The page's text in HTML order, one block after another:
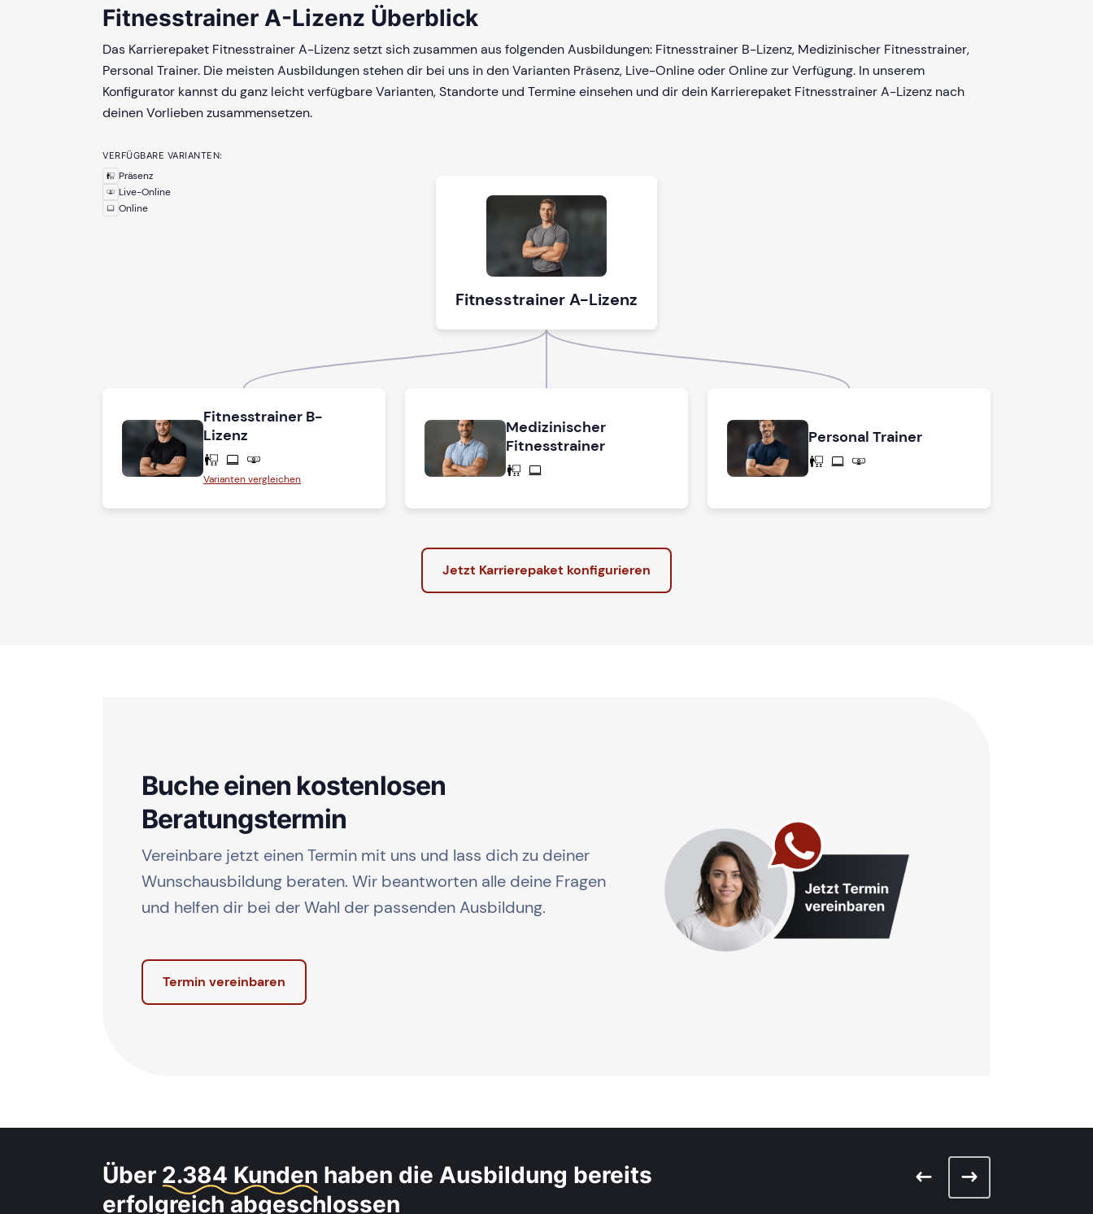
Fitnesstrainer A-Lizenz Überblick
Das Karrierepaket Fitnesstrainer A-Lizenz setzt sich zusammen aus folgenden Ausbildungen: Fitnesstrainer B-Lizenz, Medizinischer Fitnesstrainer,
Personal Trainer. Die meisten Ausbildungen stehen dir bei uns in den Varianten Präsenz, Live-Online oder Online zur Verfügung. In unserem
Konfigurator kannst du ganz leicht verfügbare Varianten, Standorte und Termine einsehen und dir dein Karrierepaket Fitnesstrainer A-Lizenz nach
deinen Vorlieben zusammensetzen.
VERFÜGBARE VARIANTEN:
Präsenz
Live-Online
Online
Fitnesstrainer A-Lizenz
Fitnesstrainer B-
Lizenz
Varianten vergleichen
Medizinischer
Fitnesstrainer
Personal Trainer
Jetzt Karrierepaket konfigurieren
Buche einen kostenlosen
Beratungstermin
Vereinbare jetzt einen Termin mit uns und lass dich zu deiner
Wunschausbildung beraten. Wir beantworten alle deine Fragen
und helfen dir bei der Wahl der passenden Ausbildung.
Termin vereinbaren
Über 2.384 Kunden haben die Ausbildung bereits
erfolgreich abgeschlossen